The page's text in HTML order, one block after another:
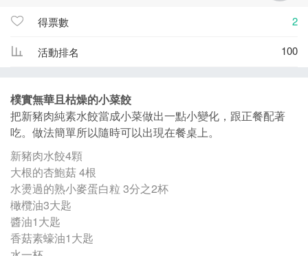
得票數 2
活動排名 100
樸實無華且枯燥的小菜餃
把新豬肉純素水餃當成小菜做出一點小變化，跟正餐配著
吃。做法簡單所以隨時可以出現在餐桌上。
新豬肉水餃4顆
大根的杏鮑菇 4根
水燙過的熟小麥蛋白粒 3分之2杯
橄欖油3大匙
醬油1大匙
香菇素蠔油1大匙